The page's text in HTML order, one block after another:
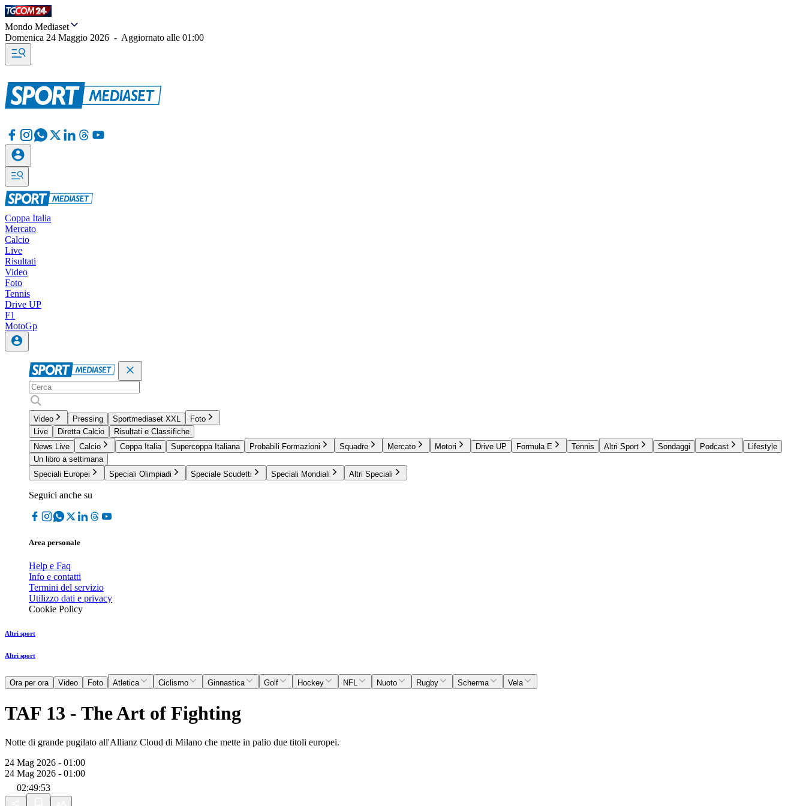
Mondo Mediaset
Domenica 24 Maggio 2026 - Aggiornato alle 01:00
Coppa Italia
Mercato
Calcio
Live
Risultati
Video
Foto
Tennis
Drive UP
F1
MotoGp
Video Pressing Sportmediaset XXL
Foto
Live
Diretta Calcio
Risultati e Classifiche
News Live
Calcio Coppa Italia Supercoppa Italiana Probabili Formazioni Squadre Mercato Motori Drive UP Formula E Tennis Altri Sport Sondaggi Podcast
Lifestyle
Un libro a settimana
Speciali Europei
Speciali Olimpiadi Speciale Scudetti Speciali Mondiali Altri Speciali
Seguici anche su
Area personale
Help e Faq
Info e contatti
Termini del servizio
Utilizzo dati e privacy
Cookie Policy
Altri sport
Altri sport
Ora per ora Video Foto Atletica Ciclismo Ginnastica Golf Hockey NFL Nuoto Rugby Scherma Vela
TAF 13 - The Art of Fighting
Notte di grande pugilato all'Allianz Cloud di Milano che mette in palio due titoli europei.
24 Mag 2026 - 01:00
24 Mag 2026 - 01:00
02:49:53